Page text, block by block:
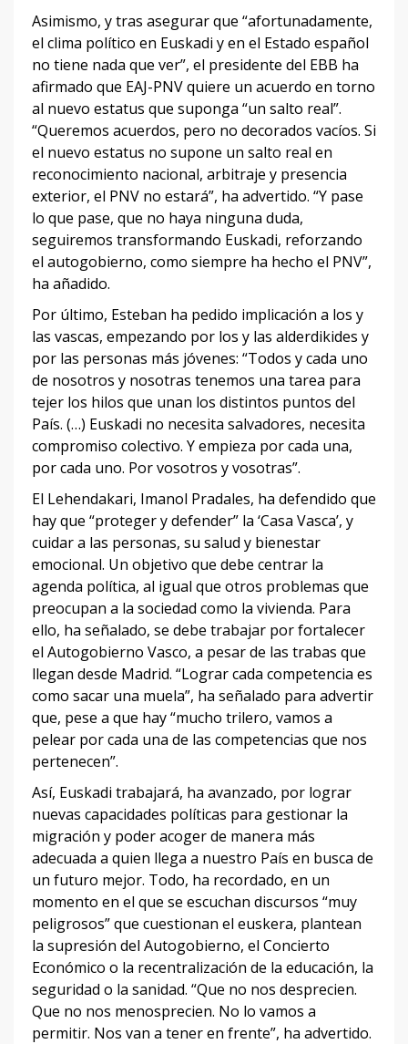
Asimismo, y tras asegurar que “afortunadamente,
el clima político en Euskadi y en el Estado español
no tiene nada que ver”, el presidente del EBB ha
afirmado que EAJ-PNV quiere un acuerdo en torno
al nuevo estatus que suponga “un salto real”.
“Queremos acuerdos, pero no decorados vacíos. Si
el nuevo estatus no supone un salto real en
reconocimiento nacional, arbitraje y presencia
exterior, el PNV no estará”, ha advertido. “Y pase
lo que pase, que no haya ninguna duda,
seguiremos transformando Euskadi, reforzando
el autogobierno, como siempre ha hecho el PNV”,
ha añadido.
Por último, Esteban ha pedido implicación a los y
las vascas, empezando por los y las alderdikides y
por las personas más jóvenes: “Todos y cada uno
de nosotros y nosotras tenemos una tarea para
tejer los hilos que unan los distintos puntos del
País. (…) Euskadi no necesita salvadores, necesita
compromiso colectivo. Y empieza por cada una,
por cada uno. Por vosotros y vosotras”.
El Lehendakari, Imanol Pradales, ha defendido que
hay que “proteger y defender” la ‘Casa Vasca’, y
cuidar a las personas, su salud y bienestar
emocional. Un objetivo que debe centrar la
agenda política, al igual que otros problemas que
preocupan a la sociedad como la vivienda. Para
ello, ha señalado, se debe trabajar por fortalecer
el Autogobierno Vasco, a pesar de las trabas que
llegan desde Madrid. “Lograr cada competencia es
como sacar una muela”, ha señalado para advertir
que, pese a que hay “mucho trilero, vamos a
pelear por cada una de las competencias que nos
pertenecen”.
Así, Euskadi trabajará, ha avanzado, por lograr
nuevas capacidades políticas para gestionar la
migración y poder acoger de manera más
adecuada a quien llega a nuestro País en busca de
un futuro mejor. Todo, ha recordado, en un
momento en el que se escuchan discursos “muy
peligrosos” que cuestionan el euskera, plantean
la supresión del Autogobierno, el Concierto
Económico o la recentralización de la educación, la
seguridad o la sanidad. “Que no nos desprecien.
Que no nos menosprecien. No lo vamos a
permitir. Nos van a tener en frente”, ha advertido.